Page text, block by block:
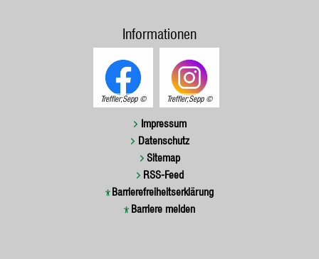
Informationen
Treffler;Sepp Treffler;Sepp
Impressum
Datenschutz
Sitemap
RSS-Feed
Barrierefreiheitserklärung
Barriere melden